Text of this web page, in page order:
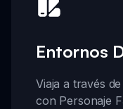
Entornos
Viaja a través
con Personaje